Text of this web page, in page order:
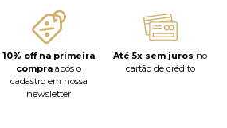
10% off na primeira
compra após o
cadastro em nossa
newsletter
Até 5x sem juros no
cartão de crédito